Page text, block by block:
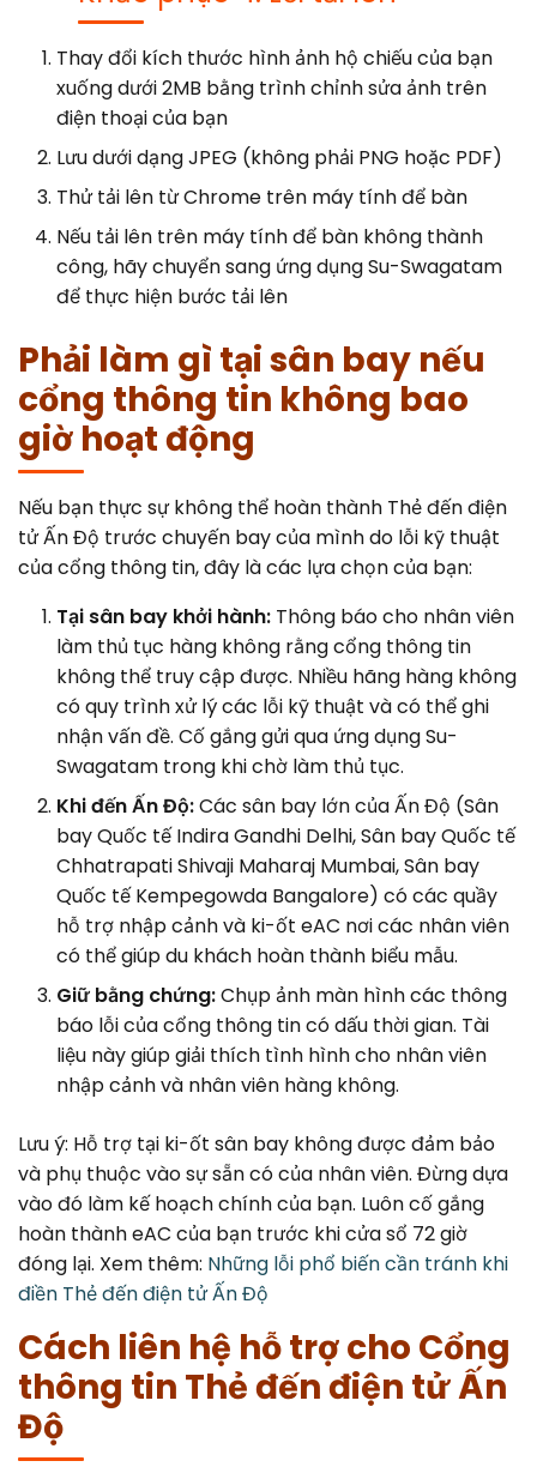
Thay đổi kích thước hình ảnh hộ chiếu của bạn
xuống dưới 2MB bằng trình chỉnh sửa ảnh trên
điện thoại của bạn
Lưu dưới dạng JPEG (không phải PNG hoặc PDF)
Thử tải lên từ Chrome trên máy tính để bàn
Nếu tải lên trên máy tính để bàn không thành
công, hãy chuyển sang ứng dụng Su-Swagatam
để thực hiện bước tải lên
Phải làm gì tại sân bay nếu
cổng thông tin không bao
giờ hoạt động
Nếu bạn thực sự không thể hoàn thành Thẻ đến điện
tử Ấn Độ trước chuyến bay của mình do lỗi kỹ thuật
của cổng thông tin, đây là các lựa chọn của bạn:
Tại sân bay khởi hành: Thông báo cho nhân viên
làm thủ tục hàng không rằng cổng thông tin
không thể truy cập được. Nhiều hãng hàng không
có quy trình xử lý các lỗi kỹ thuật và có thể ghi
nhận vấn đề. Cố gắng gửi qua ứng dụng Su-
Swagatam trong khi chờ làm thủ tục.
Khi đến Ấn Độ:Các sân bay lớn của Ấn Độ (Sân
bay Quốc tế Indira Gandhi Delhi, Sân bay Quốc tế
Chhatrapati Shivaji Maharaj Mumbai, Sân bay
Quốc tế Kempegowda Bangalore) có các quầy
hỗ trợ nhập cảnh và ki-ốt eAC nơi các nhân viên
có thể giúp du khách hoàn thành biểu mẫu.
Giữ bằng chứng:Chụp ảnh màn hình các thông
báo lỗi của cổng thông tin có dấu thời gian. Tài
liệu này giúp giải thích tình hình cho nhân viên
nhập cảnh và nhân viên hàng không.
Lưu ý: Hỗ trợ tại ki-ốt sân bay không được đảm bảo
và phụ thuộc vào sự sẵn có của nhân viên. Đừng dựa
vào đó làm kế hoạch chính của bạn. Luôn cố gắng
hoàn thành eAC của bạn trước khi cửa sổ 72 giờ
đóng lại. Xem thêm: Những lỗi phổ biến cần tránh khi
điền Thẻ đến điện tử Ấn Độ
Cách liên hệ hỗ trợ cho Cổng
thông tin Thẻ đến điện tử Ấn
Độ